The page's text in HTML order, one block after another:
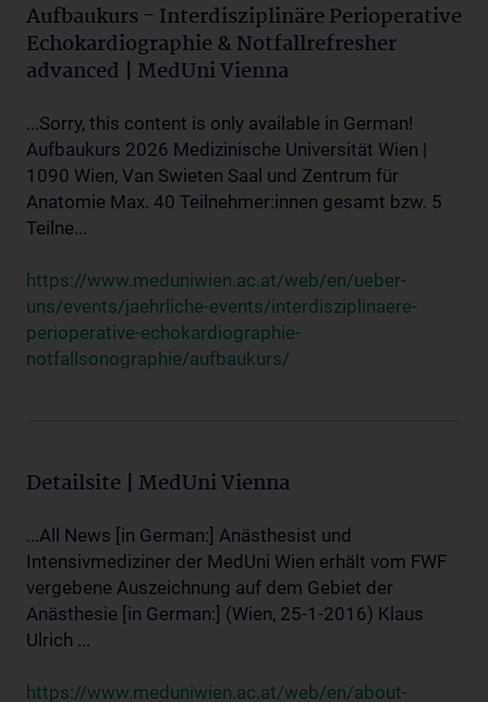
Aufbaukurs - Interdisziplinäre Perioperative
Echokardiographie & Notfallrefresher
advanced | MedUni Vienna
...Sorry, this content is only available in German!
Aufbaukurs 2026 Medizinische Universität Wien |
1090 Wien, Van Swieten Saal und Zentrum für
Anatomie Max. 40 Teilnehmer:innen gesamt bzw. 5
Teilne...
https://www.meduniwien.ac.at/web/en/ueber-
uns/events/jaehrliche-events/interdisziplinaere-
perioperative-echokardiographie-
notfallsonographie/aufbaukurs/
Detailsite | MedUni Vienna
...All News [in German:] Anästhesist und
Intensivmediziner der MedUni Wien erhält vom FWF
vergebene Auszeichnung auf dem Gebiet der
Anästhesie [in German:] (Wien, 25-1-2016) Klaus
Ulrich ...
https://www.meduniwien.ac.at/web/en/about-